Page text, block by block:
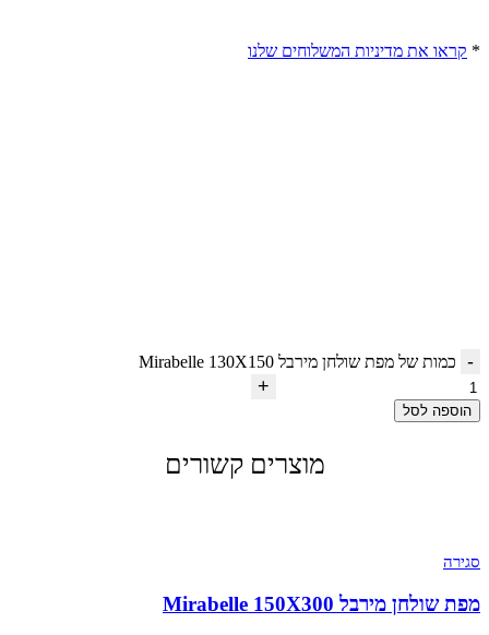
* קראו את מדיניות המשלוחים שלנו
כמות של מפת שולחן מירבל Mirabelle 130X150
הוספה לסל
מוצרים קשורים
סגירה
מפת שולחן מירבל Mirabelle 150X300